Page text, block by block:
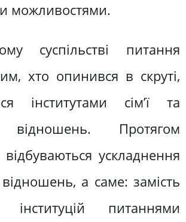
можливостями.
суспільстві питання
хто опинився в скруті,
інститутами сім’ї та
відношень. Протягом
відбуваються ускладнення
а саме: замість
інституцій питаннями